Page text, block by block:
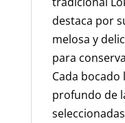
destaca por
melosa y
para
Cada
profundo de